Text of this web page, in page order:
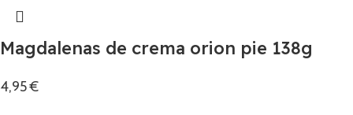
Magdalenas de crema orion pie 138g
4,95€